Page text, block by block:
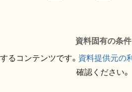
資料固有の条件
るコンテンツです。 資料提供元の
確認ください。